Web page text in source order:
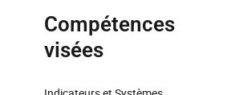
Compétences
visées